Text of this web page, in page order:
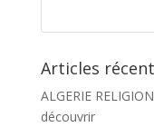
Articles
ALGERIE
découvrir